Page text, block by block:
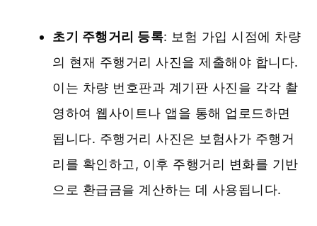
초기 주행거리 등록: 보험 가입 시점에 차량
의 현재 주행거리 사진을 제출해야 합니다.
이는 차량 번호판과 계기판 사진을 각각 촬
영하여 웹사이트나 앱을 통해 업로드하면
됩니다. 주행거리 사진은 보험사가 주행거
리를 확인하고, 이후 주행거리 변화를 기반
으로 환급금을 계산하는 데 사용됩니다.